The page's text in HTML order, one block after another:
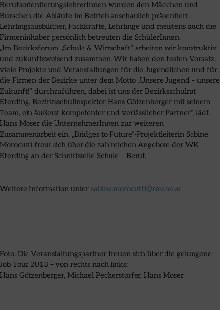
BerufsorientierungslehrerInnen wurden den Mädchen und
Burschen die Abläufe im Betrieb anschaulich präsentiert.
Lehrlingsausbildner, Fachkräfte, Lehrlinge und meistens auch die
Firmeninhaber persönlich betreuten die SchülerInnen.
„Im Bezirksforum „Schule & Wirtschaft“ arbeiten wir konstruktiv
und zukunftsweisend zusammen. Wir haben den festen Vorsatz,
viele Projekte und Veranstaltungen für die Jugendlichen und für
die Firmen der Bezirke unter dem Motto „Unsere Jugend – unsere
Zukunft!“ durchzuführen, dabei ist uns der Bezirksschulrat
Eferding, Bezirksschulinspektor Hans Götzenberger mit seinem
Team, ein äußerst kompetenter und verlässlicher Partner“, lädt
Hans Moser die UnternehmerInnen zur weiteren
Zusammenarbeit ein. „Bridges to Future“-Projektleiterin Sabine
Morocutti freut sich über die zahlreichen Angebote der WK
Eferding an der Schnittstelle Schule – Beruf.
Weitere Information unter sabine.morocutti@rmooe.at
Foto: Die Veranstaltungspartner freuen sich über die gelungene
Job Tour 2013 – von rechts nach links:
Hans Götzenberger, Michael Pecherstorfer, Hans Moser